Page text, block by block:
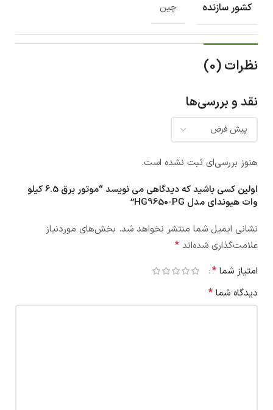
کشور سازنده چین
نظرات (0)
نقد و بررسی‌ها
هنوز بررسی‌ای ثبت نشده است.
اولین کسی باشید که دیدگاهی می نویسد “موتور برق 6.5 کیلو
وات هیوندای مدل HG9650-PG”
نشانی ایمیل شما منتشر نخواهد شد. بخش‌های موردنیاز
علامت‌گذاری شده‌اند *
امتیاز شما *
دیدگاه شما *